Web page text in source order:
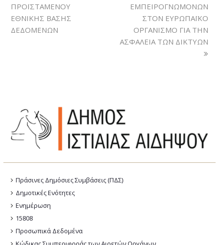
ΠΡΟΪΣΤΑΜΕΝΟΥ
ΕΘΝΙΚΗΣ ΒΑΣΗΣ
ΔΕΔΟΜΕΝΩΝ
ΕΜΠΕΙΡΟΓΝΩΜΟΝΩΝ
ΣΤΟΝ ΕΥΡΩΠΑΪΚΟ
ΟΡΓΑΝΙΣΜΟ ΓΙΑ ΤΗΝ
ΑΣΦΑΛΕΙΑ ΤΩΝ ΔΙΚΤΥΩΝ
Πράσινες Δημόσιες Συμβάσεις (ΠΔΣ)
Δημοτικές Ενότητες
Ενημέρωση
15808
Προσωπικά Δεδομένα